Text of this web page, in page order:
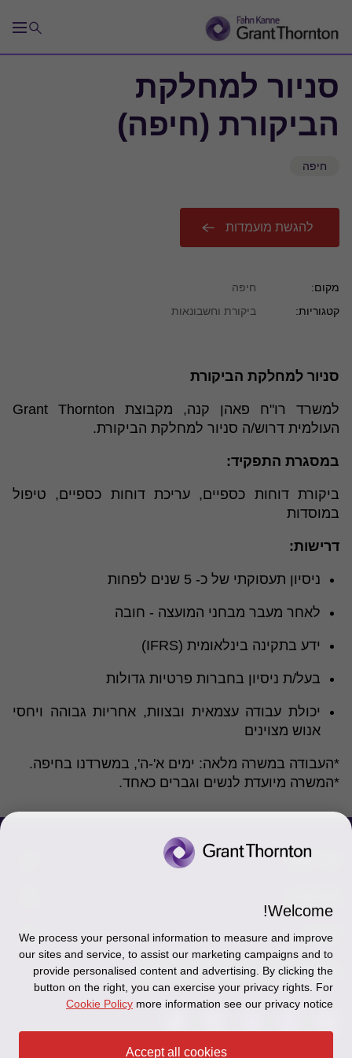
סניור למחלקת
הביקורת (חיפה)
חיפה
להגשת מועמדות
מקום:
חיפה
קטגוריות:
ביקורת וחשבונאות
סניור למחלקת הביקורת
למשרד רו"ח פאהן קנה, מקבוצת Grant Thornton
העולמית דרוש/ה סניור למחלקת הביקורת.
במסגרת התפקיד:
ביקורת דוחות כספיים, עריכת דוחות כספיים, טיפול
במוסדות
דרישות:
ניסיון תעסוקתי של כ- 5 שנים לפחות
לאחר מעבר מבחני המועצה - חובה
ידע בתקינה בינלאומית (IFRS)
בעל/ת ניסיון בחברות פרטיות גדולות
יכולת עבודה עצמאית ובצוות, אחריות גבוהה ויחסי
אנוש מצוינים
*העבודה במשרה מלאה: ימים א'-ה', במשרדנו בחיפה.
*המשרה מיועדת לנשים וגברים כאחד.
צור קשר
כניסה לעובדים - דוא"ל
כניסה לעובדים - דוחות עבודה
אודותינו
זיכרון והנצחה
תקנון
מדיניות הפרטיות
Disclaimer
Ethics Hotline
עקבו אחרינו ברשתות החברתיות
Welcome!
We process your personal information to measure and improve
our sites and service, to assist our marketing campaigns and to
provide personalised content and advertising. By clicking the
button on the right, you can exercise your privacy rights. For
more information see our privacy notice
Cookie Policy
Accept all cookies